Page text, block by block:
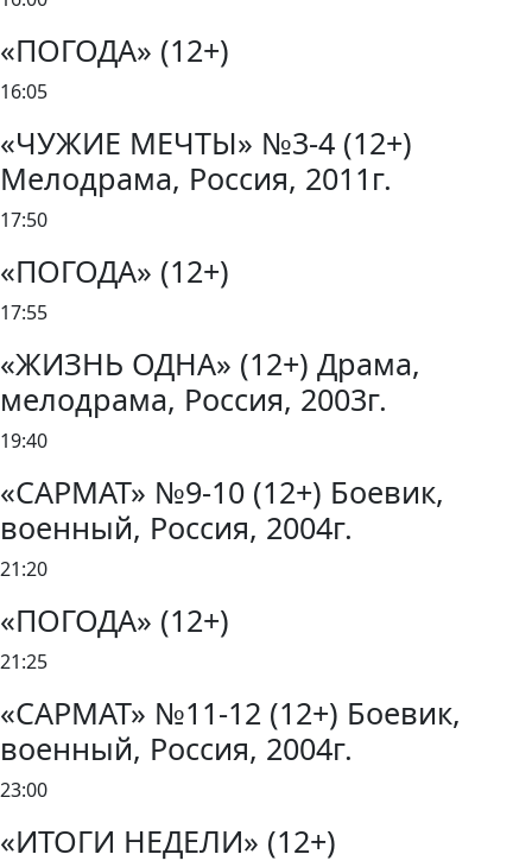
«ПОГОДА» (12+)
16:05
«ЧУЖИЕ МЕЧТЫ» №3-4 (12+)
Мелодрама, Россия, 2011г.
17:50
«ПОГОДА» (12+)
17:55
«ЖИЗНЬ ОДНА» (12+) Драма,
мелодрама, Россия, 2003г.
19:40
«САРМАТ» №9-10 (12+) Боевик,
военный, Россия, 2004г.
21:20
«ПОГОДА» (12+)
21:25
«САРМАТ» №11-12 (12+) Боевик,
военный, Россия, 2004г.
23:00
«ИТОГИ НЕДЕЛИ» (12+)